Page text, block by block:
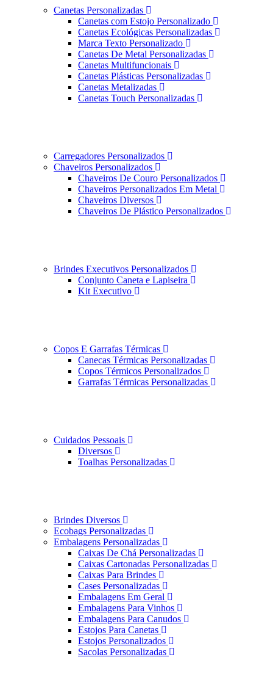
Canetas Personalizadas
Canetas com Estojo Personalizado
Canetas Ecológicas Personalizadas
Marca Texto Personalizado
Canetas De Metal Personalizadas
Canetas Multifuncionais
Canetas Plásticas Personalizadas
Canetas Metalizadas
Canetas Touch Personalizadas
Carregadores Personalizados
Chaveiros Personalizados
Chaveiros De Couro Personalizados
Chaveiros Personalizados Em Metal
Chaveiros Diversos
Chaveiros De Plástico Personalizados
Brindes Executivos Personalizados
Conjunto Caneta e Lapiseira
Kit Executivo
Copos E Garrafas Térmicas
Canecas Térmicas Personalizadas
Copos Térmicos Personalizados
Garrafas Térmicas Personalizadas
Cuidados Pessoais
Diversos
Toalhas Personalizadas
Brindes Diversos
Ecobags Personalizadas
Embalagens Personalizadas
Caixas De Chá Personalizadas
Caixas Cartonadas Personalizadas
Caixas Para Brindes
Cases Personalizadas
Embalagens Em Geral
Embalagens Para Vinhos
Embalagens Para Canudos
Estojos Para Canetas
Estojos Personalizados
Sacolas Personalizadas